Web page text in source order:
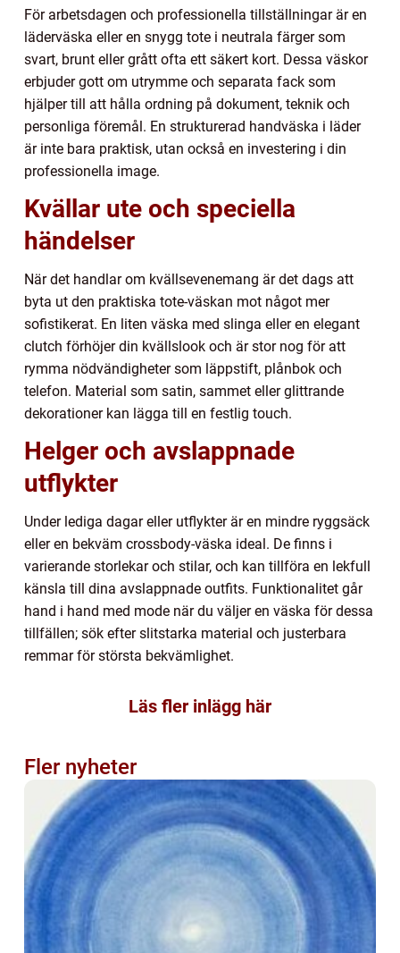
För arbetsdagen och professionella tillställningar är en
läderväska eller en snygg tote i neutrala färger som
svart, brunt eller grått ofta ett säkert kort. Dessa väskor
erbjuder gott om utrymme och separata fack som
hjälper till att hålla ordning på dokument, teknik och
personliga föremål. En strukturerad handväska i läder
är inte bara praktisk, utan också en investering i din
professionella image.
Kvällar ute och speciella
händelser
När det handlar om kvällsevenemang är det dags att
byta ut den praktiska tote-väskan mot något mer
sofistikerat. En liten väska med slinga eller en elegant
clutch förhöjer din kvällslook och är stor nog för att
rymma nödvändigheter som läppstift, plånbok och
telefon. Material som satin, sammet eller glittrande
dekorationer kan lägga till en festlig touch.
Helger och avslappnade
utflykter
Under lediga dagar eller utflykter är en mindre ryggsäck
eller en bekväm crossbody-väska ideal. De finns i
varierande storlekar och stilar, och kan tillföra en lekfull
känsla till dina avslappnade outfits. Funktionalitet går
hand i hand med mode när du väljer en väska för dessa
tillfällen; sök efter slitstarka material och justerbara
remmar för största bekvämlighet.
Läs fler inlägg här
Fler nyheter